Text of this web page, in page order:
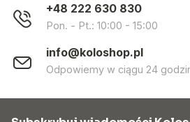
+48 222 630 830
Pon. - Pt.: 10:00 - 15:00
info@koloshop.pl
Odpowiemy w ciągu 24